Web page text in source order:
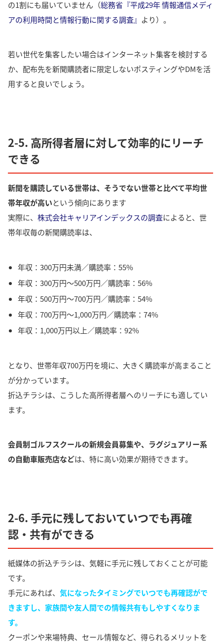
の1割にも届いていません（総務省『平成29年 情報通信メディ
アの利用時間と情報行動に関する調査』 より）。
若い世代を集客したい場合はインターネット集客を検討する
か、配布先を新聞購読者に限定しないポスティングやDMを活
用すると良いでしょう。
2-5. 高所得者層に対して効率的にリーチ
できる
新聞を購読している世帯は、そうでない世帯と比べて平均世
帯年収が高いという傾向にあります
実際に、 株式会社キャリアインデックスの調査によると、世
帯年収毎の新聞購読率は、
年収：300万円未満／購読率：55%
年収：300万円～500万円／購読率：56%
年収：500万円～700万円／購読率：54%
年収：700万円～1,000万円／購読率：74%
年収：1,000万円以上／購読率：92%
となり、世帯年収700万円を境に、大きく購読率が高まること
が分かっています。
折込チラシは、こうした高所得者層へのリーチにも適してい
ます。
会員制ゴルフスクールの新規会員募集や、ラグジュアリー系
の自動車販売店などは、特に高い効果が期待できます。
2-6. 手元に残しておいていつでも再確
認・共有ができる
紙媒体の折込チラシは、気軽に手元に残しておくことが可能
です。
手元にあれば、 気になったタイミングでいつでも再確認がで
きますし、家族間や友人間での情報共有もしやすく なりま
す。
クーポンや来場特典、セール情報など、得られるメリットを